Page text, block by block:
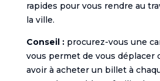
rapides pour vous rendre au
la ville.
Conseil :procurez-vous une
vous permet de vous déplacer
avoir à acheter un billet à